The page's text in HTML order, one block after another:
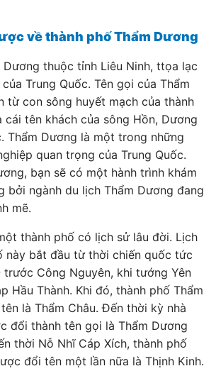
về thành phố Thẩm Dương
Dương thuộc tỉnh Liêu Ninh, ttọa lạc
Trung Quốc. Tên gọi của Thẩm
từ con sông huyết mạch của thành
cái tên khách của sông Hồn, Dương
Thẩm Dương là một trong những
quan trọng của Trung Quốc.
bạn sẽ có một hành trình khám
bởi ngành du lịch Thẩm Dương đang
mẽ.
thành phố có lịch sử lâu đời. Lịch
này bắt đầu từ thời chiến quốc tức
trước Công Nguyên, khi tướng Yên
Hầu Thành. Khi đó, thành phố Thẩm
là Thẩm Châu. Đến thời kỳ nhà
đổi thành tên gọi là Thẩm Dương
thời Nỗ Nhĩ Cáp Xích, thành phố
đổi tên một lần nữa là Thịnh Kinh.